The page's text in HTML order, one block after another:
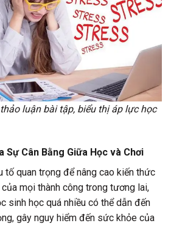
luận bài tập, biểu thị áp lực học
Sự Cân Bằng Giữa Học và Chơi
tố quan trọng để nâng cao kiến thức
mọi thành công trong tương lai,
sinh học quá nhiều có thể dẫn đến
gây nguy hiểm đến sức khỏe của